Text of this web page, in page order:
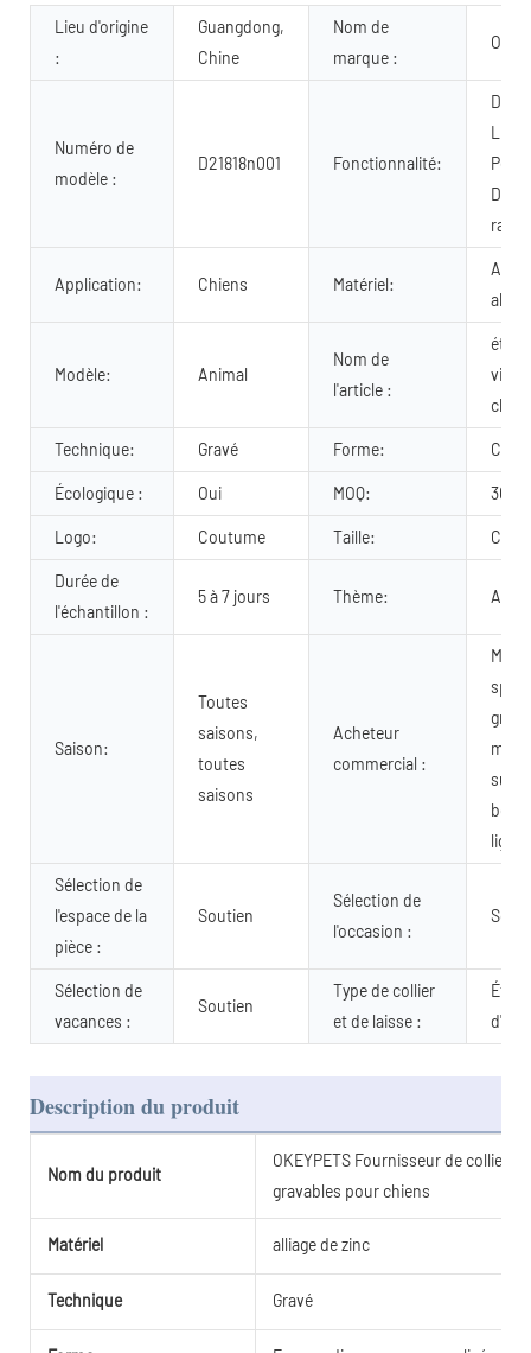
Lieu d'origine
:
Guangdong,
Chine
Nom de
marque :
Numéro de
modèle :
D21818n001 Fonctionnalité:
Application: Chiens Matériel:
Modèle: Animal
Nom de
l'article :
Technique: Gravé Forme:
Écologique : Oui MOQ: 300
Logo: Coutume Taille:
Durée de
l'échantillon :
5 à 7 jours Thème:
Saison:
Toutes
saisons,
toutes
saisons
Acheteur
commercial :
ligne
Sélection de
l'espace de la
pièce :
Soutien
Sélection de
l'occasion :
Sélection de
vacances :
Soutien
Type de collier
et de laisse :
Description du produit
Nom du produit
OKEYPETS Fournisseur de
gravables pour chiens
Matériel alliage de zinc
Technique Gravé